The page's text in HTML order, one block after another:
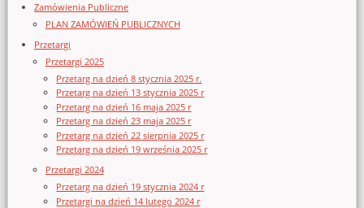
Zamówienia Publiczne
PLAN ZAMÓWIEŃ PUBLICZNYCH
Przetargi
Przetargi 2025
Przetarg na dzień 8 stycznia 2025 r.
Przetarg na dzień 13 stycznia 2025 r
Przetarg na dzień 16 maja 2025 r
Przetarg na dzień 23 maja 2025 r
Przetarg na dzień 22 sierpnia 2025 r
Przetarg na dzień 19 września 2025 r
Przetargi 2024
Przetarg na dzień 19 stycznia 2024 r
Przetargi na dzień 14 lutego 2024 r